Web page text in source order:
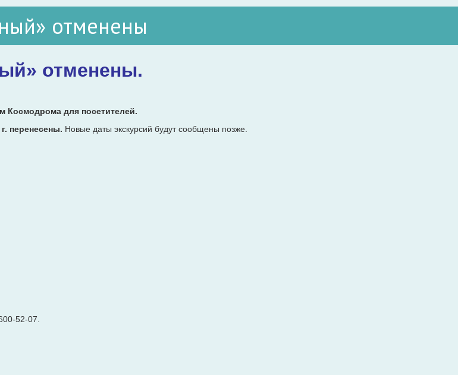
отменены
отменены.
Космодрома для посетителей.
перенесены. Новые даты экскурсий будут сообщены позже.
52-07.